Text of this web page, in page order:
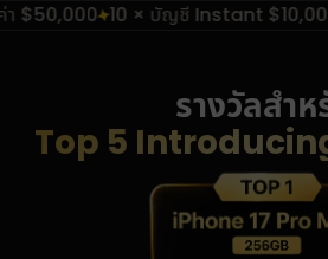
10 × บัญชี Instant $10,000
รางวัลสำห
Top 5